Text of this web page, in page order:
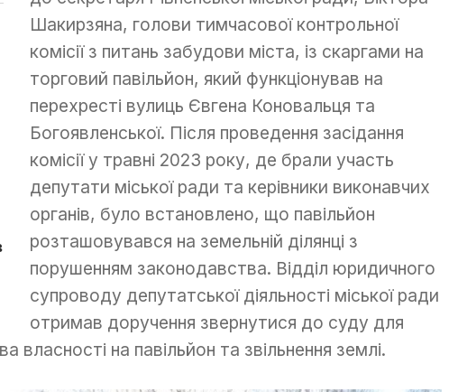
Шакирзяна, голови тимчасової контрольної
комісії з питань забудови міста, із скаргами на
торговий павільйон, який функціонував на
перехресті вулиць Євгена Коновальця та
Богоявленської. Після проведення засідання
комісії у травні 2023 року, де брали участь
депутати міської ради та керівники виконавчих
органів, було встановлено, що павільйон
розташовувався на земельній ділянці з
порушенням законодавства. Відділ юридичного
супроводу депутатської діяльності міської ради
отримав доручення звернутися до суду для
власності на павільйон та звільнення землі.